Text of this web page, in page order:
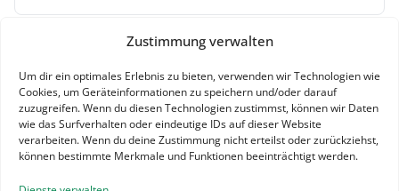
Zustimmung verwalten
Um dir ein optimales Erlebnis zu bieten, verwenden wir Technologien wie
Cookies, um Geräteinformationen zu speichern und/oder darauf
zuzugreifen. Wenn du diesen Technologien zustimmst, können wir Daten
wie das Surfverhalten oder eindeutige IDs auf dieser Website
verarbeiten. Wenn du deine Zustimmung nicht erteilst oder zurückziehst,
können bestimmte Merkmale und Funktionen beeinträchtigt werden.
2 Minuten
Update 2: Neuzulassungen der
Elektroautos im September 2013 in
Deutschland
(07.10.2013) Der September war was die Anzahl
der Neuzulassungen von reinen Elektroautos
durchwachsen, so liegt…